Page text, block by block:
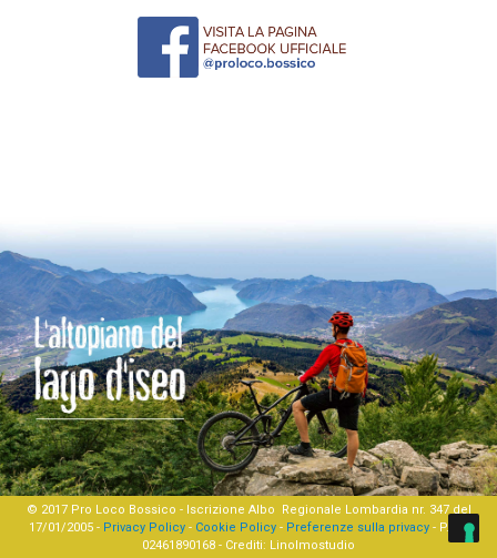
© 2017 Pro Loco Bossico - Iscrizione Albo Regionale Lombardia nr. 347 del
17/01/2005 - Privacy Policy - Cookie Policy - Preferenze sulla privacy - P.IVA
02461890168 - Crediti: Linolmostudio